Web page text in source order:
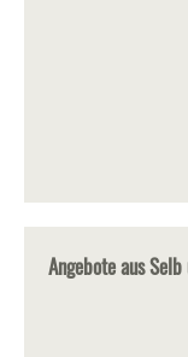
Angebote aus